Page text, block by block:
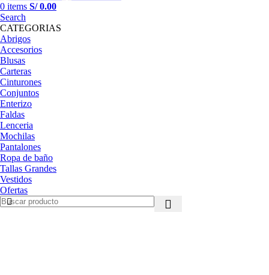
0 items S/0.00
Search
CATEGORIAS
Abrigos
Accesorios
Blusas
Carteras
Cinturones
Conjuntos
Enterizo
Faldas
Lenceria
Mochilas
Pantalones
Ropa de baño
Tallas Grandes
Vestidos
Ofertas